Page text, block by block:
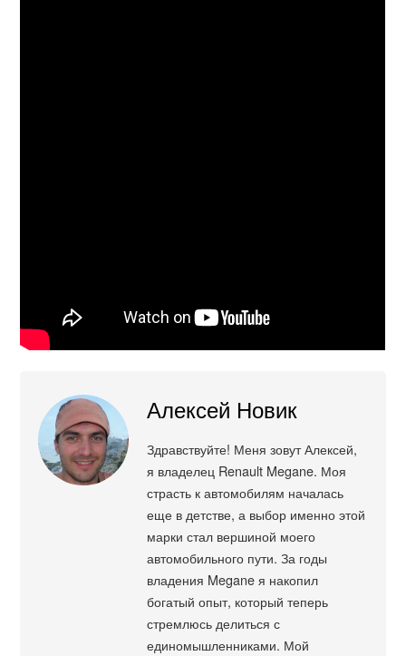
Алексей Новик
Здравствуйте! Меня зовут Алексей,
я владелец Renault Megane. Моя
страсть к автомобилям началась
еще в детстве, а выбор именно этой
марки стал вершиной моего
автомобильного пути. За годы
владения Megane я накопил
богатый опыт, который теперь
стремлюсь делиться с
единомышленниками. Мой